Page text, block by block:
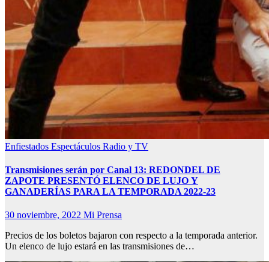
Enfiestados Espectáculos Radio y TV
Transmisiones serán por Canal 13: REDONDEL DE
ZAPOTE PRESENTÓ ELENCO DE LUJO Y
GANADERÍAS PARA LA TEMPORADA 2022-23
30 noviembre, 2022 Mi Prensa
Precios de los boletos bajaron con respecto a la temporada anterior.
Un elenco de lujo estará en las transmisiones de…